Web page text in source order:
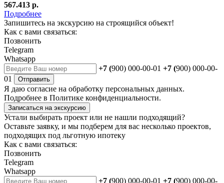
567.413 р.
Подробнее
Запишитесь на экскурсию на строящийся объект!
Как с вами связаться:
Позвонить
Telegram
Whatsapp
+7 (900) 000-00-01 +7 (900) 000-00-
01
Отправить
Я даю согласие на обработку персональных данных.
Подробнее в Политике конфиденциальности.
Записаться на экскурсию
Устали выбирать проект или не нашли подходящий?
Оставьте заявку, и мы подберем для вас несколько проектов,
подходящих под льготную ипотеку
Как с вами связаться:
Позвонить
Telegram
Whatsapp
+7 (900) 000-00-01 +7 (900) 000-00-